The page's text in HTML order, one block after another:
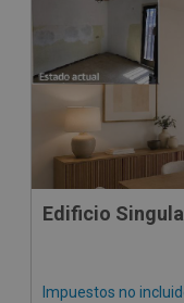
Edificio
Impuestos no